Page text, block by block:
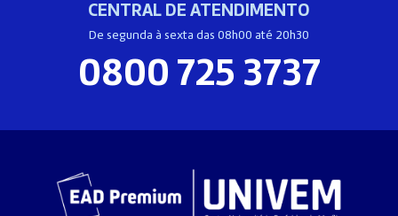
CENTRAL DE ATENDIMENTO
De segunda à sexta das 08h00 até 20h30
0800 725 3737